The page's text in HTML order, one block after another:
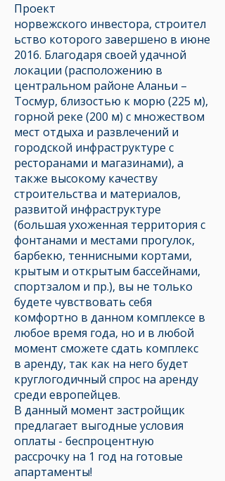
Проект
норвежского инвестора, строител
ьство которого завершено в июне
2016. Благодаря своей удачной
локации (расположению в
центральном районе Аланьи –
Тосмур, близостью к морю (225 м),
горной реке (200 м) с множеством
мест отдыха и развлечений и
городской инфраструктуре с
ресторанами и магазинами), а
также высокому качеству
строительства и материалов,
развитой инфраструктуре
(большая ухоженная территория с
фонтанами и местами прогулок,
барбекю, теннисными кортами,
крытым и открытым бассейнами,
спортзалом и пр.), вы не только
будете чувствовать себя
комфортно в данном комплексе в
любое время года, но и в любой
момент сможете сдать комплекс
в аренду, так как на него будет
круглогодичный спрос на аренду
среди европейцев.
В данный момент застройщик
предлагает выгодные условия
оплаты - беспроцентную
рассрочку на 1 год на готовые
апартаменты!